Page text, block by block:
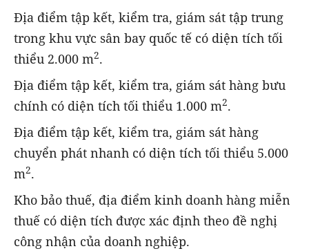
Địa điểm tập kết, kiểm tra, giám sát tập trung
trong khu vực sân bay quốc tế có diện tích tối
thiểu 2.000 m2.
Địa điểm tập kết, kiểm tra, giám sát hàng bưu
chính có diện tích tối thiểu 1.000 m2.
Địa điểm tập kết, kiểm tra, giám sát hàng
chuyển phát nhanh có diện tích tối thiểu 5.000
m2.
Kho bảo thuế, địa điểm kinh doanh hàng miễn
thuế có diện tích được xác định theo đề nghị
công nhận của doanh nghiệp.